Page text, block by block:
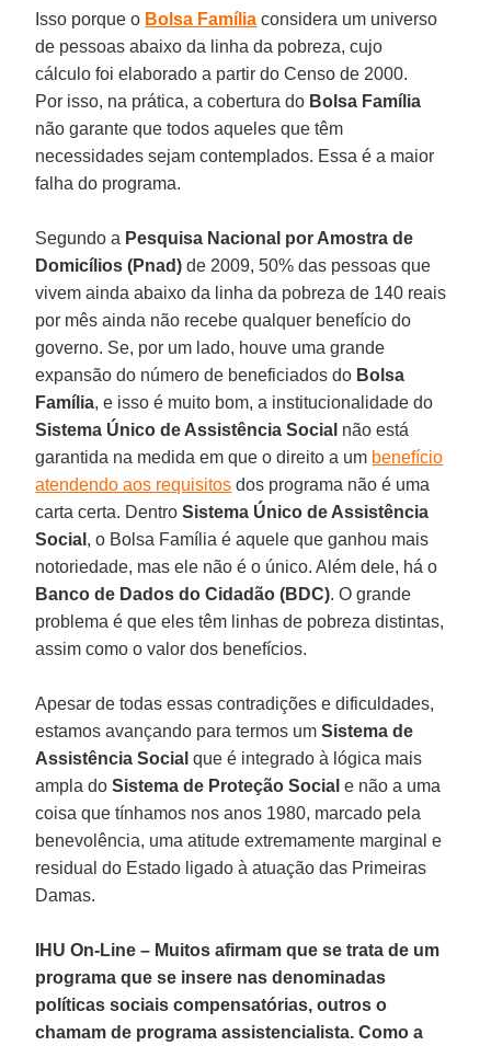
Isso porque o Bolsa Família considera um universo
de pessoas abaixo da linha da pobreza, cujo
cálculo foi elaborado a partir do Censo de 2000.
Por isso, na prática, a cobertura do Bolsa Família
não garante que todos aqueles que têm
necessidades sejam contemplados. Essa é a maior
falha do programa.
Segundo a Pesquisa Nacional por Amostra de
Domicílios (Pnad) de 2009, 50% das pessoas que
vivem ainda abaixo da linha da pobreza de 140 reais
por mês ainda não recebe qualquer benefício do
governo. Se, por um lado, houve uma grande
expansão do número de beneficiados do Bolsa
Família, e isso é muito bom, a institucionalidade do
Sistema Único de Assistência Social não está
garantida na medida em que o direito a um benefício
atendendo aos requisitos dos programa não é uma
carta certa. DentroSistema Único de Assistência
Social , o Bolsa Família é aquele que ganhou mais
notoriedade, mas ele não é o único. Além dele, há o
Banco de Dados do Cidadão (BDC). O grande
problema é que eles têm linhas de pobreza distintas,
assim como o valor dos benefícios.
Apesar de todas essas contradições e dificuldades,
estamos avançando para termos umSistema de
Assistência Social que é integrado à lógica mais
ampla doSistema de Proteção Social e não a uma
coisa que tínhamos nos anos 1980, marcado pela
benevolência, uma atitude extremamente marginal e
residual do Estado ligado à atuação das Primeiras
Damas.
IHU On-Line – Muitos afirmam que se trata de um
programa que se insere nas denominadas
políticas sociais compensatórias, outros o
chamam de programa assistencialista. Como a